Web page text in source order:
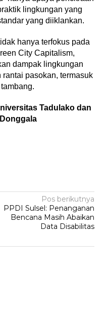
lingkungan yang
yang diiklankan.
hanya terfokus pada
City Capitalism,
dampak lingkungan
pasokan, termasuk
Tadulako dan
Pos berikutnya
PPDI Sulsel: Penanganan
Bencana Masih Abaikan
Data Disabilitas